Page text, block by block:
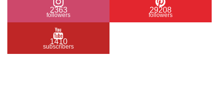
2363
followers
29208
followers
1410
subscribers